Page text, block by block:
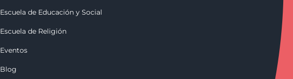
Escuela de Educación y Social
Escuela de Religión
Eventos
Blog